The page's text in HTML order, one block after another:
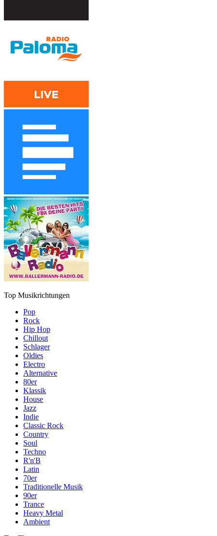
Top Musikrichtungen
Pop
Rock
Hip Hop
Chillout
Schlager
Oldies
Electro
Alternative
80er
Klassik
House
Jazz
Indie
Classic Rock
Country
Soul
Techno
R'n'B
Latin
70er
Traditionelle Musik
90er
Trance
Heavy Metal
Ambient